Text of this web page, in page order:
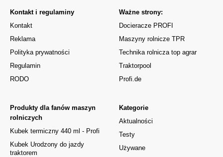
Kontakt i regulaminy
Kontakt
Reklama
Polityka prywatności
Regulamin
RODO
Kategorie
Aktualności
Testy
Używane
Produkty dla fanów maszyn
rolniczych
Kubek termiczny 440 ml - Profi
Kubek Urodzony do jazdy
traktorem
Ważne strony:
Docieracze PROFI
Maszyny rolnicze TPR
Technika rolnicza top agrar
Traktorpool
Profi.de